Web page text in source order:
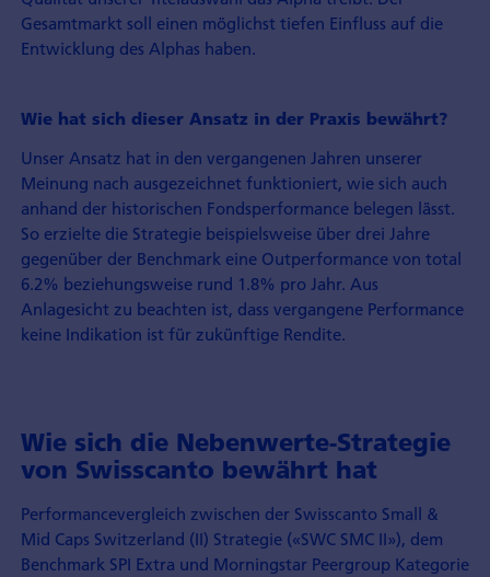
Gesamtmarkt soll einen möglichst tiefen Einfluss auf die
Entwicklung des Alphas haben.
Wie hat sich dieser Ansatz in der Praxis bewährt?
Unser Ansatz hat in den vergangenen Jahren unserer
Meinung nach ausgezeichnet funktioniert, wie sich auch
anhand der historischen Fondsperformance belegen lässt.
So erzielte die Strategie beispielsweise über drei Jahre
gegenüber der Benchmark eine Outperformance von total
6.2% beziehungsweise rund 1.8% pro Jahr. Aus
Anlagesicht zu beachten ist, dass vergangene Performance
keine Indikation ist für zukünftige Rendite.
Wie sich die Nebenwerte-Strategie
von Swisscanto bewährt hat
Performancevergleich zwischen der Swisscanto Small &
Mid Caps Switzerland (II) Strategie («SWC SMC II»), dem
Benchmark SPI Extra und Morningstar Peergroup Kategorie